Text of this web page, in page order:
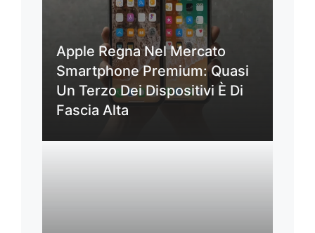
Apple Regna Nel Mercato
Smartphone Premium: Quasi
Un Terzo Dei Dispositivi È Di
Fascia Alta